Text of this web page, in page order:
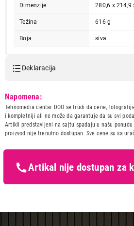
Dimenzije 280,6 x 214,9
Težina 616 g
Boja siva
Deklaracija
mcnh4hc/a
Naziv i vrsta robe:
TABLET
Uvoznik:
Tehnomedia
kupaca po
zaštiti
Napomena:
Tehnomedia centar DOO se trudi da cene,
i kompletniji ali ne može da garantuje da su svi
Artikli predstavljeni na sajtu spadaju u našu
proizvod nije trenutno dostupan. Sve cene su sa
Artikal nije dostupan za